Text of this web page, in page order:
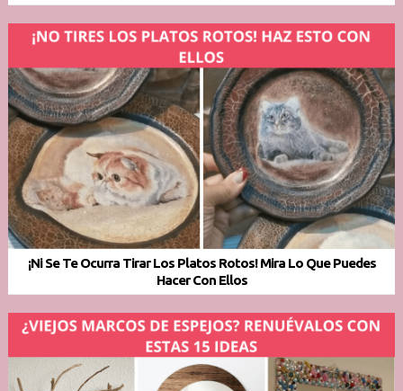
¡Ni Se Te Ocurra Tirar Los Platos Rotos! Mira Lo Que Puedes
Hacer Con Ellos